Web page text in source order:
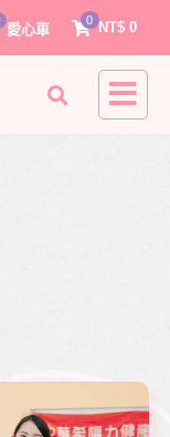
愛心車 NT$ 0
0